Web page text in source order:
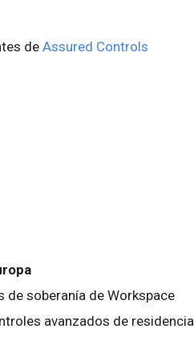
de Assured Controls
soberanía de Workspace
avanzados de residencia